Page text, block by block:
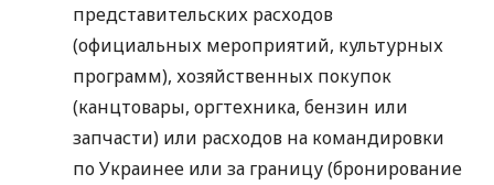
представительских расходов
(официальных мероприятий, культурных
программ), хозяйственных покупок
(канцтовары, оргтехника, бензин или
запчасти) или расходов на командировки
по Украинее или за границу (бронирование